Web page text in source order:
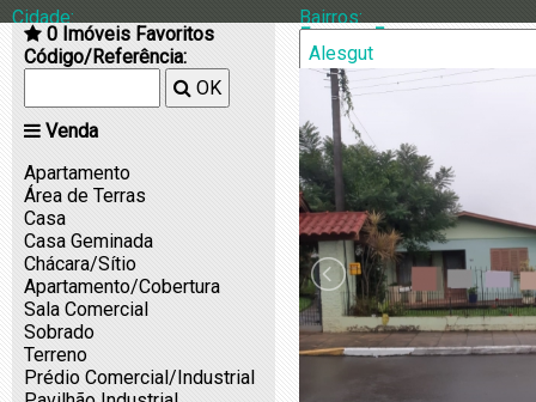
Cidade: Bairros:
0 Imóveis Favoritos
Código/Referência:
OK
Venda
Apartamento
Área de Terras
Casa
Casa Geminada
Chácara/Sítio
Apartamento/Cobertura
Sala Comercial
Sobrado
Terreno
Prédio Comercial/Industrial
[907] Casa